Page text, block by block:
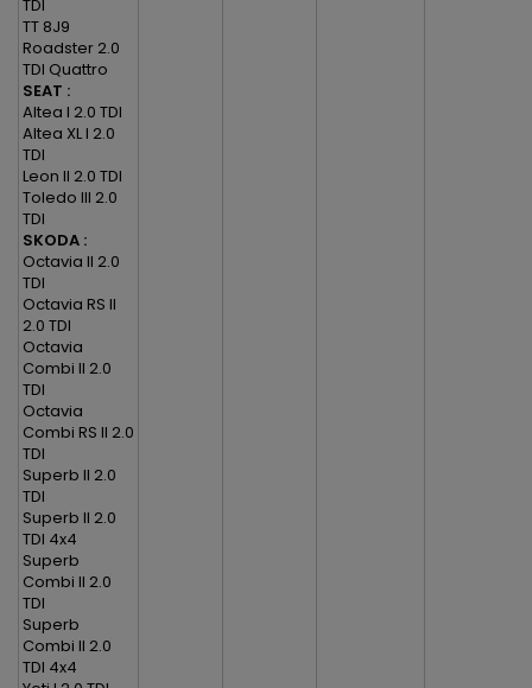
TDI
TT 8J9
Roadster 2.0
TDI Quattro
SEAT :
Altea I 2.0 TDI
Altea XL I 2.0
TDI
Leon II 2.0 TDI
Toledo III 2.0
TDI
SKODA :
Octavia II 2.0
TDI
Octavia RS II
2.0 TDI
Octavia
Combi II 2.0
TDI
Octavia
Combi RS II 2.0
TDI
Superb II 2.0
TDI
Superb II 2.0
TDI 4x4
Superb
Combi II 2.0
TDI
Superb
Combi II 2.0
TDI 4x4